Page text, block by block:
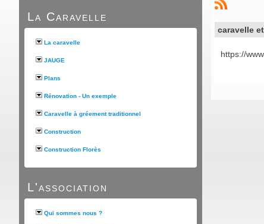
La Caravelle
La caravelle
JAUGE
Plans
Rénovation - Un exemple
Caravelle à gréement traditionnel
Construction
Construction Florès
L'association
Qui sommes nous ?
caravelle
https://